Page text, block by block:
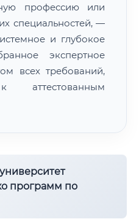
профессию или
специальностей, —
и глубокое
экспертное
всех требований,
аттестованным
программ по